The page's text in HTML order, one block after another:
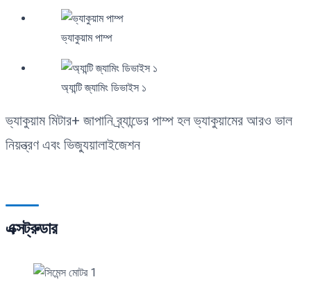
ভ্যাকুয়াম পাম্প
অ্যান্টি জ্যামিং ডিভাইস ১
ভ্যাকুয়াম মিটার+ জাপানি ব্র্যান্ডের পাম্প হল ভ্যাকুয়ামের আরও ভাল
নিয়ন্ত্রণ এবং ভিজ্যুয়ালাইজেশন
এক্সট্রুডার